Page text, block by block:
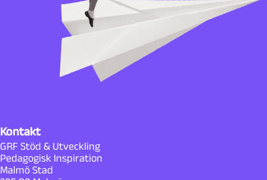
Kontakt
GRF Stöd & Utveckling
Pedagogisk Inspiration
Malmö Stad